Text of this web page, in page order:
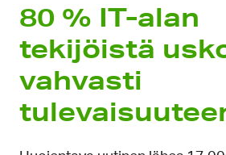
80 % IT-alan
tekijöistä
vahvasti